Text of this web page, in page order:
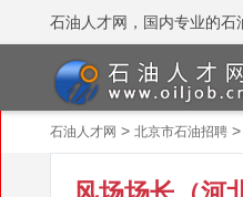
石油人才网，国内专业的
石油人才网 > 北京市石油招聘>